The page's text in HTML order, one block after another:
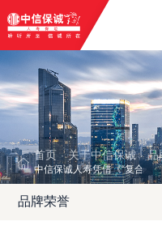
首页 · 关于中信保诚 · 品
中信保诚人寿凭借《“复合型
品牌荣誉